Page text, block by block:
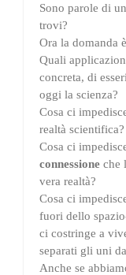
Sono parole di
trovi?
Ora la domanda
Quali
concreta, di
oggi la scienza?
Cosa ci
realtà scientifica?
Cosa ci
connessione che
vera realtà?
Cosa ci
fuori dello
ci costringe a
separati gli uni
Anche se